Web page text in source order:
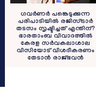
ഗവർണർ പങ്കെടുക്കുന്ന
പരിപാടിയിൽ രജിസ്ട്രാർ
തടസം സൃഷ്ടിച്ചത് എന്തിന്?
ഭാരതാംബ വിവാദത്തിൽ
കേരള സർവകലാശാല
വിസിയോട് വിശദീകരണം
തേടാൻ രാജ്ഭവൻ